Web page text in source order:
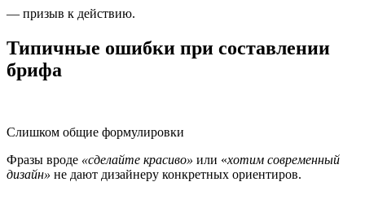
— призыв к действию.
Типичные ошибки при составлении
брифа
Слишком общие формулировки
Фразы вроде «сделайте красиво» или «хотим современный
дизайн» не дают дизайнеру конкретных ориентиров.